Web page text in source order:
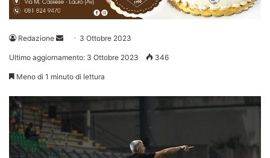
Redazione
Invia 3 Ottobre 2023
Ultimo aggiornamento: 3 Ottobre 2023 346
Meno di 1 minuto di lettura